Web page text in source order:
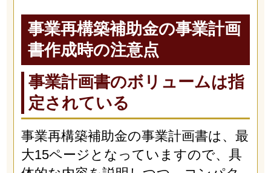
事業再構築補助金の事業計画
書作成時の注意点
事業計画書のボリュームは指
定されている
事業再構築補助金の事業計画書は、最
大15ページとなっていますので、具